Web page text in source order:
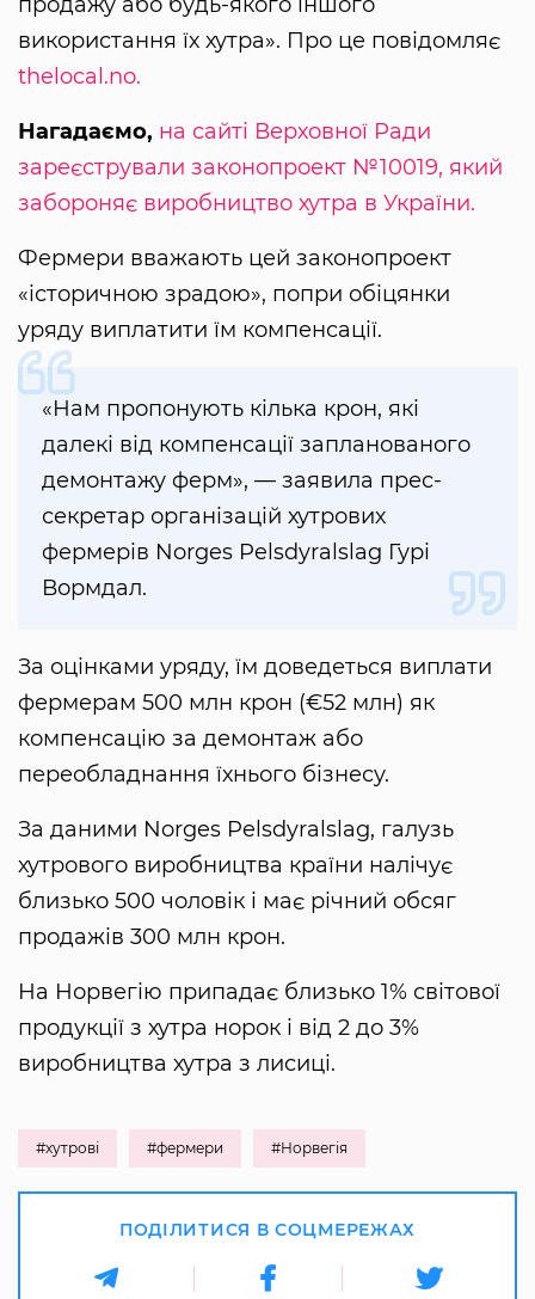
використання їх хутра». Про це повідомляє
thelocal.no.
Нагадаємо, на сайті Верховної Ради
зареєстрували законопроект №10019, який
забороняє виробництво хутра в України.
Фермери вважають цей законопроект
«історичною зрадою», попри обіцянки
уряду виплатити їм компенсації.
«Нам пропонують кілька крон, які
далекі від компенсації запланованого
демонтажу ферм», — заявила прес-
секретар організацій хутрових
фермерів Norges Pelsdyralslag Гурі
Вормдал.
За оцінками уряду, їм доведеться виплати
фермерам 500 млн крон (€52 млн) як
компенсацію за демонтаж або
переобладнання їхнього бізнесу.
За даними Norges Pelsdyralslag, галузь
хутрового виробництва країни налічує
близько 500 чоловік і має річний обсяг
продажів 300 млн крон.
На Норвегію припадає близько 1% світової
продукції з хутра норок і від 2 до 3%
виробництва хутра з лисиці.
#хутрові #фермери #Норвегія
ПОДІЛИТИСЯ В СОЦМЕРЕЖАХ